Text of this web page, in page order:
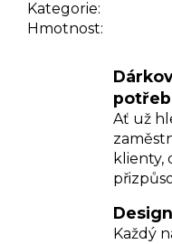
Kategorie:
Hmotnost:
potřeb
Ať už
klienty,
Každý
PROPOLISOVÝ